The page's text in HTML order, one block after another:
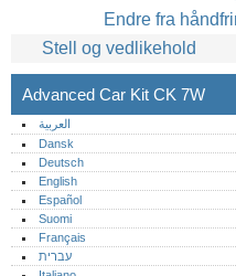
Endre fra
Stell og vedlikehold
Advanced Car Kit CK 7W
العربية
Dansk
Deutsch
English
Español
Suomi
Français
עברית